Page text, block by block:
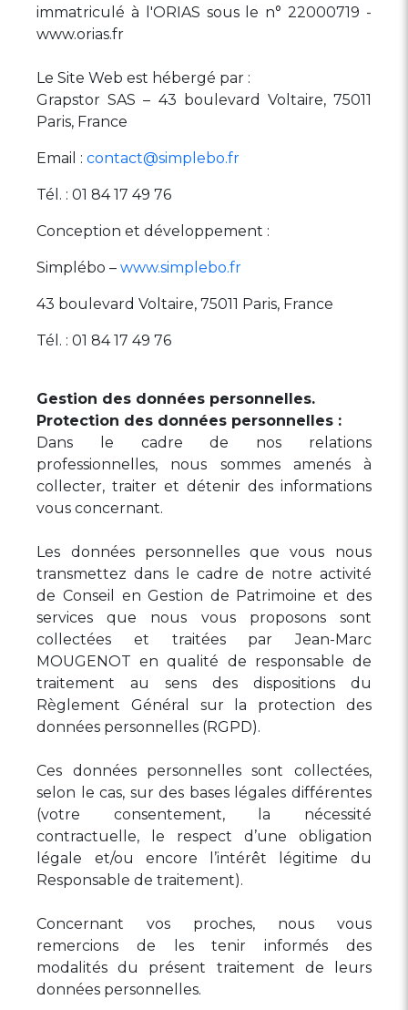
immatriculé à l'ORIAS sous le n° 22000719 -
www.orias.fr
Le Site Web est hébergé par :
Grapstor SAS – 43 boulevard Voltaire, 75011
Paris, France
Email :contact@simplebo.fr
Tél. : 01 84 17 49 76
Conception et développement :
Simplébo –www.simplebo.fr
43 boulevard Voltaire, 75011 Paris, France
Tél. : 01 84 17 49 76
Gestion des données personnelles.
Protection des données personnelles :
Dans le cadre de nos relations
professionnelles, nous sommes amenés à
collecter, traiter et détenir des informations
vous concernant.
Les données personnelles que vous nous
transmettez dans le cadre de notre activité
de Conseil en Gestion de Patrimoine et des
services que nous vous proposons sont
collectées et traitées par Jean-Marc
MOUGENOT en qualité de responsable de
traitement au sens des dispositions du
Règlement Général sur la protection des
données personnelles (RGPD).
Ces données personnelles sont collectées,
selon le cas, sur des bases légales différentes
(votre consentement, la nécessité
contractuelle, le respect d’une obligation
légale et/ou encore l’intérêt légitime du
Responsable de traitement).
Concernant vos proches, nous vous
remercions de les tenir informés des
modalités du présent traitement de leurs
données personnelles.